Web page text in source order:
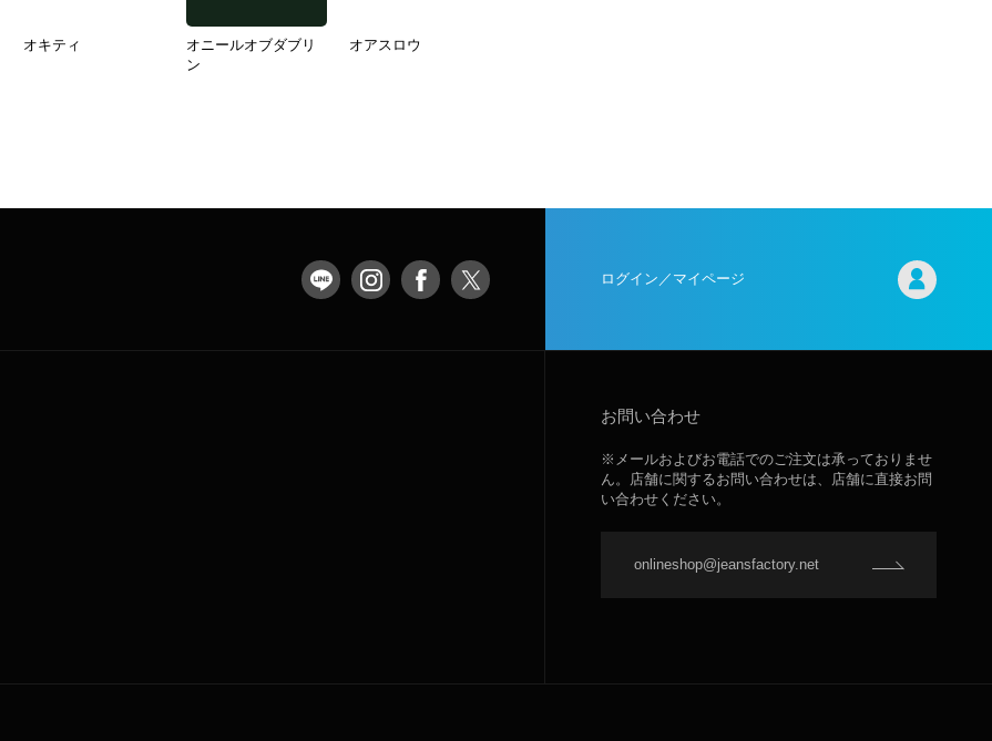
オキティ
オニールオブダブリ
ン
オアスロウ
ログイン／マイページ
お問い合わせ
※メールおよびお電話でのご注文は承っておりませ
ん。店舗に関するお問い合わせは、店舗に直接お問
い合わせください。
onlineshop@jeansfactory.net